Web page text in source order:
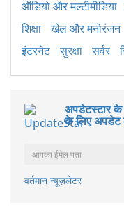
ऑडियो और मल्टीमीडिया
शिक्षा
खेल और मनोरंजन
इंटरनेट
सुरक्षा सर्वर
अपडेटस्टार
के लिए
वर्तमान न्यूज़लेटर